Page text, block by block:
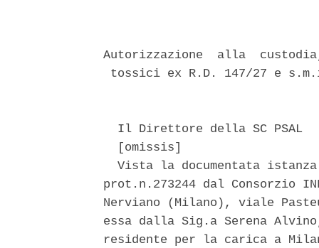
Autorizzazione  alla
tossici ex R.D. 147/27 e
  Il Direttore della SC PSAL
  [omissis]
Vista la documentata
prot.n.273244 dal Consorzio
Nerviano (Milano), viale
essa dalla Sig.a Serena
residente per la carica a